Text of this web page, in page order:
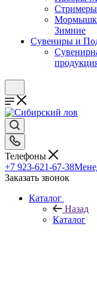
Стримеры
Зимние
Сувениры и
Телефоны
+7 923-621-67-38
Заказать звонок
Каталог
Назад
Каталог